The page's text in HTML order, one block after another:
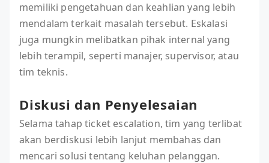
memiliki pengetahuan dan keahlian yang lebih
mendalam terkait masalah tersebut. Eskalasi
juga mungkin melibatkan pihak internal yang
lebih terampil, seperti manajer, supervisor, atau
tim teknis.
Diskusi dan Penyelesaian
Selama tahap ticket escalation, tim yang terlibat
akan berdiskusi lebih lanjut membahas dan
mencari solusi tentang keluhan pelanggan.